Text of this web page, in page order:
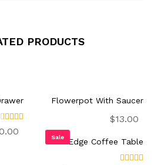
PRODUCTS
تم
التقيي
Flowerpot With Saucer
$13.00
Sale Edge Coffee Table